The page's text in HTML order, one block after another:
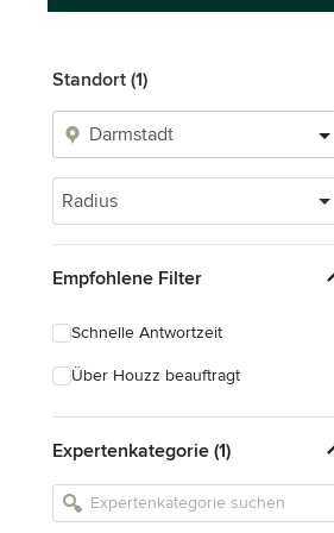
Standort (1)
Radius
Empfohlene Filter
Schnelle Antwortzeit
Über Houzz beauftragt
Expertenkategorie (1)